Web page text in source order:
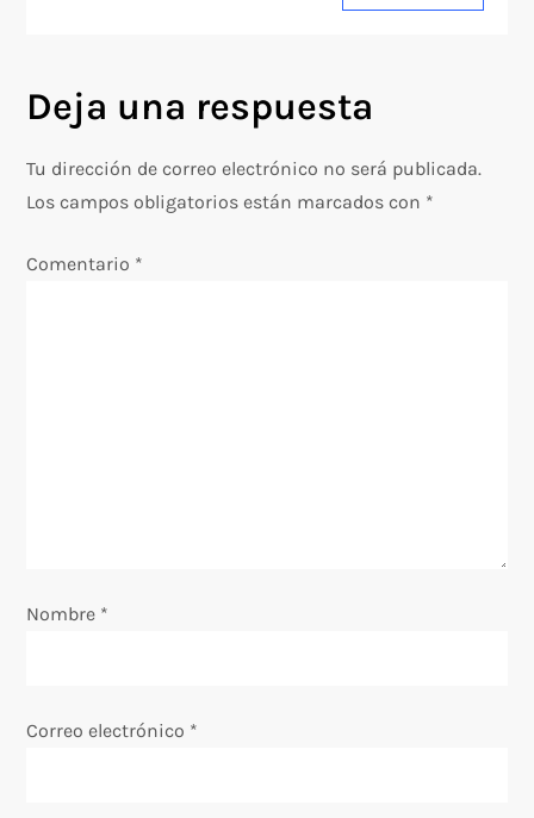
Deja una respuesta
Tu dirección de correo electrónico no será publicada.
Los campos obligatorios están marcados con *
Comentario *
Nombre *
Correo electrónico *